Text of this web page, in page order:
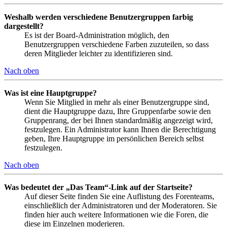
Weshalb werden verschiedene Benutzergruppen farbig
dargestellt?
Es ist der Board-Administration möglich, den
Benutzergruppen verschiedene Farben zuzuteilen, so dass
deren Mitglieder leichter zu identifizieren sind.
Nach oben
Was ist eine Hauptgruppe?
Wenn Sie Mitglied in mehr als einer Benutzergruppe sind,
dient die Hauptgruppe dazu, Ihre Gruppenfarbe sowie den
Gruppenrang, der bei Ihnen standardmäßig angezeigt wird,
festzulegen. Ein Administrator kann Ihnen die Berechtigung
geben, Ihre Hauptgruppe im persönlichen Bereich selbst
festzulegen.
Nach oben
Was bedeutet der „Das Team“-Link auf der Startseite?
Auf dieser Seite finden Sie eine Auflistung des Forenteams,
einschließlich der Administratoren und der Moderatoren. Sie
finden hier auch weitere Informationen wie die Foren, die
diese im Einzelnen moderieren.